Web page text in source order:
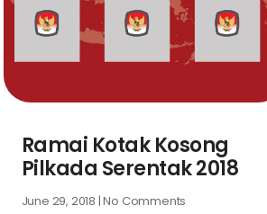
Ramai Kotak Kosong
Pilkada Serentak 2018
June 29, 2018 No Comments